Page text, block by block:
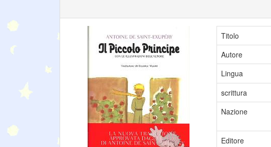
Titolo
Autore
Lingua
scrittura
Nazione
Editore